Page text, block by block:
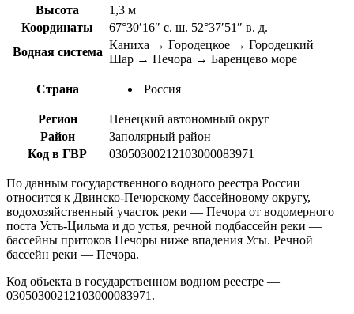
Высота
1,3 м
Координаты
67°30′16″ с. ш. 52°37′51″ в. д.
Водная система
Каниха → Городецкое → Городецкий
Шар → Печора → Баренцево море
Страна Россия
Регион
Ненецкий автономный округ
Район
Заполярный район
Код в ГВР
03050300212103000083971
По данным государственного водного реестра России
относится к Двинско-Печорскому бассейновому округу,
водохозяйственный участок реки — Печора от водомерного
поста Усть-Цильма и до устья, речной подбассейн реки —
бассейны притоков Печоры ниже впадения Усы. Речной
бассейн реки — Печора.
Код объекта в государственном водном реестре —
03050300212103000083971.